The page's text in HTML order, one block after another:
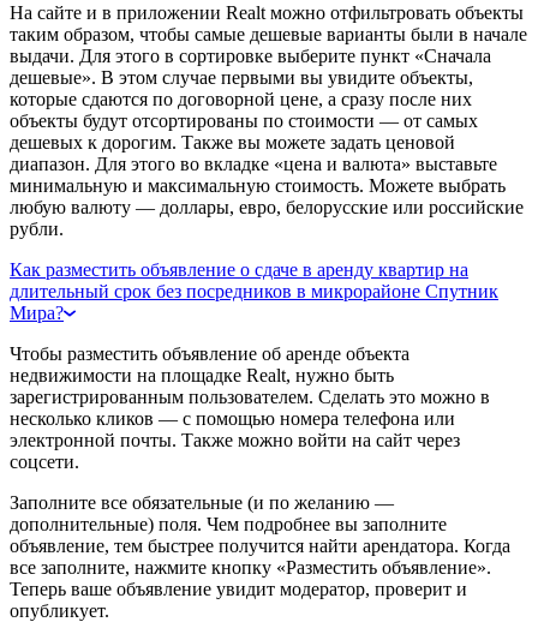
На сайте и в приложении Realt можно отфильтровать объекты
таким образом, чтобы самые дешевые варианты были в начале
выдачи. Для этого в сортировке выберите пункт «Сначала
дешевые». В этом случае первыми вы увидите объекты,
которые сдаются по договорной цене, а сразу после них
объекты будут отсортированы по стоимости — от самых
дешевых к дорогим. Также вы можете задать ценовой
диапазон. Для этого во вкладке «цена и валюта» выставьте
минимальную и максимальную стоимость. Можете выбрать
любую валюту — доллары, евро, белорусские или российские
рубли.
Как разместить объявление о сдаче в аренду квартир на
длительный срок без посредников в микрорайоне Спутник
Мира?
Чтобы разместить объявление об аренде объекта
недвижимости на площадке Realt, нужно быть
зарегистрированным пользователем. Сделать это можно в
несколько кликов — с помощью номера телефона или
электронной почты. Также можно войти на сайт через
соцсети.
Заполните все обязательные (и по желанию —
дополнительные) поля. Чем подробнее вы заполните
объявление, тем быстрее получится найти арендатора. Когда
все заполните, нажмите кнопку «Разместить объявление».
Теперь ваше объявление увидит модератор, проверит и
опубликует.